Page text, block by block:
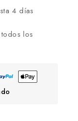
4 días
todos los